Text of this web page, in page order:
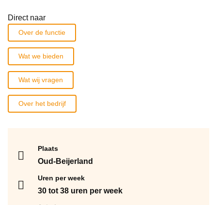
Direct naar
Over de functie
Wat we bieden
Wat wij vragen
Over het bedrijf
Plaats
Oud-Beijerland
Uren per week
30 tot 38 uren per week